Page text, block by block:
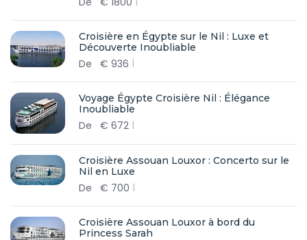
Croisière en Égypte sur le Nil : Luxe et
Découverte Inoubliable
De € 936
Voyage Égypte Croisière Nil : Élégance
Inoubliable
De € 672
Croisière Assouan Louxor : Concerto sur le
Nil en Luxe
De € 700
Croisière Assouan Louxor à bord du
Princess Sarah